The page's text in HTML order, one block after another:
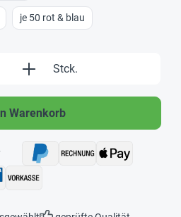
je 50 rot & blau
den gewünschten
Stck.
Warenkorb